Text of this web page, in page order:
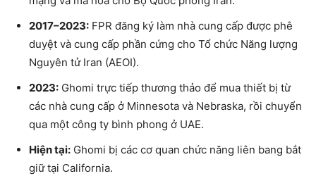
2017–2023: FPR đăng ký làm nhà cung cấp được phê
duyệt và cung cấp phần cứng cho Tổ chức Năng lượng
Nguyên tử Iran (AEOI).
2023: Ghomi trực tiếp thương thảo để mua thiết bị từ
các nhà cung cấp ở Minnesota và Nebraska, rồi chuyển
qua một công ty bình phong ở UAE.
Hiện tại: Ghomi bị các cơ quan chức năng liên bang bắt
giữ tại California.